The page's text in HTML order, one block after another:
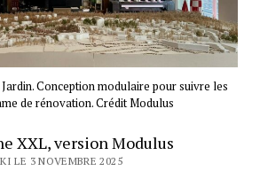
Conception modulaire pour suivre les
de rénovation. Crédit Modulus
XXL, version Modulus
LE 3 NOVEMBRE 2025